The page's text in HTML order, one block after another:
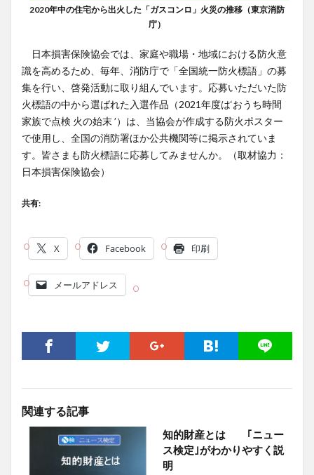
2020年中の住宅から出火した「ガスコンロ」火災の推移（東京消防
庁）
日本損害保険協会では、家庭や職場・地域における防火意
識を高めるため、毎年、消防庁で「全国統一防火標語」の募
集を行い、啓発活動に取り組んでいます。応募いただいた防
火標語の中から選ばれた入選作品（2021年度は‘おうち時間
家族で点検 火の始末 ’）は、当協会が作成する防火ポスター
で使用し、全国の消防署ほか公共機関等に掲示されていま
す。皆さまも防火標語に応募してみませんか。（取材協力：
日本損害保険協会）
共有:
X Facebook 印刷
メールアドレス
関連する記事
知的財産とは ｢ニュー
ス検定｣がわかりやすく説
明